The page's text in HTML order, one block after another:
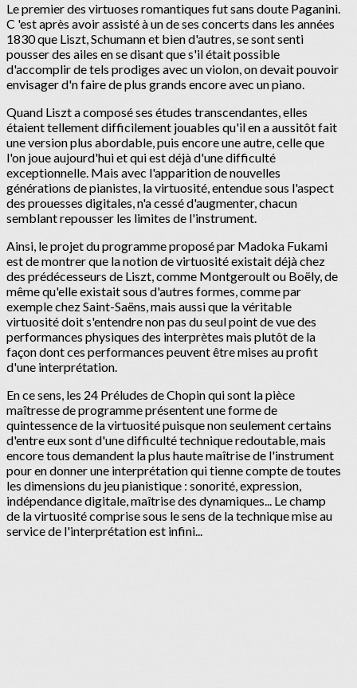
Le premier des virtuoses romantiques fut sans doute Paganini.
C 'est après avoir assisté à un de ses concerts dans les années
1830 que Liszt, Schumann et bien d'autres, se sont senti
pousser des ailes en se disant que s'il était possible
d'accomplir de tels prodiges avec un violon, on devait pouvoir
envisager d'n faire de plus grands encore avec un piano.
Quand Liszt a composé ses études transcendantes, elles
étaient tellement difficilement jouables qu'il en a aussitôt fait
une version plus abordable, puis encore une autre, celle que
l'on joue aujourd'hui et qui est déjà d'une difficulté
exceptionnelle. Mais avec l'apparition de nouvelles
générations de pianistes, la virtuosité, entendue sous l'aspect
des prouesses digitales, n'a cessé d'augmenter, chacun
semblant repousser les limites de l'instrument.
Ainsi, le projet du programme proposé par Madoka Fukami
est de montrer que la notion de virtuosité existait déjà chez
des prédécesseurs de Liszt, comme Montgeroult ou Boëly, de
même qu'elle existait sous d'autres formes, comme par
exemple chez Saint-Saëns, mais aussi que la véritable
virtuosité doit s'entendre non pas du seul point de vue des
performances physiques des interprètes mais plutôt de la
façon dont ces performances peuvent être mises au profit
d'une interprétation.
En ce sens, les 24 Préludes de Chopin qui sont la pièce
maîtresse de programme présentent une forme de
quintessence de la virtuosité puisque non seulement certains
d'entre eux sont d'une difficulté technique redoutable, mais
encore tous demandent la plus haute maîtrise de l'instrument
pour en donner une interprétation qui tienne compte de toutes
les dimensions du jeu pianistique : sonorité, expression,
indépendance digitale, maîtrise des dynamiques... Le champ
de la virtuosité comprise sous le sens de la technique mise au
service de l'interprétation est infini...